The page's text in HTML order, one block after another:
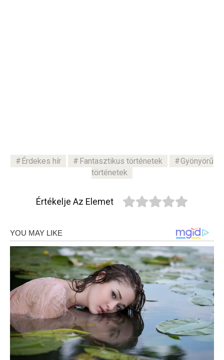
Érdekes hír Fantasztikus történetek
Gyönyörű
történetek
Értékelje Az Elemet